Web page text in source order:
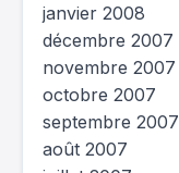
janvier 2008
décembre 2007
novembre 2007
octobre 2007
septembre 2007
août 2007